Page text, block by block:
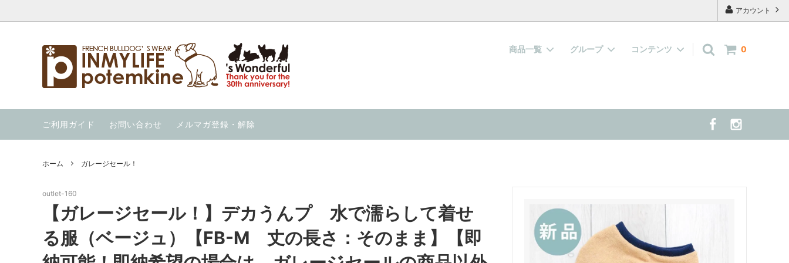
アカウント
0
商品一覧
ウエア クールウォーカー（夏用ハーネス）
ウィンター・ウォーカー（秋冬用ハーネ
ス）
ニットキャップ ネックウォーマー 雑貨
グループ
【暑さ対策応援価格】の商品を集めまし
夏用ハーネス COOL WALKER
通気性の良い服を集めました！ 冷んやーり感じる 接触冷感の洋服
コンテンツ
INMYLIFE potemkineの手仕事 当店の梱包と発送方法につきまして
ウォーホル絵本
OUT & IN 『水で濡らして着せる服』の
ススメ 2026
INMYLIFE potemkineが提案する 夏の
当店の看板犬 兼 モデル犬 の紹介
ご利用ガイド
お問い合わせ メルマガ登録・解除
ホーム ガレージセール！
outlet-160
【ガレージセール！】デカうんプ 水で濡らして着せ
る服（ベージュ）【FB-M 丈の長さ：そのまま】【即